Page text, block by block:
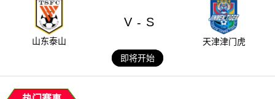
山东泰山
V - S
天津津门虎
即将开始